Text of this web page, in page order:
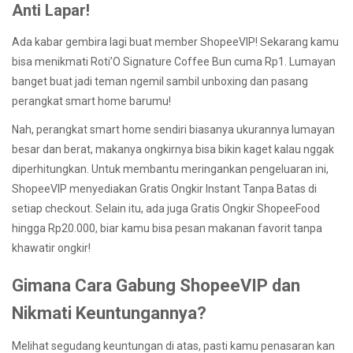
Anti Lapar!
Ada kabar gembira lagi buat member ShopeeVIP! Sekarang kamu
bisa menikmati Roti’O Signature Coffee Bun cuma Rp1. Lumayan
banget buat jadi teman ngemil sambil unboxing dan pasang
perangkat smart home barumu!
Nah, perangkat smart home sendiri biasanya ukurannya lumayan
besar dan berat, makanya ongkirnya bisa bikin kaget kalau nggak
diperhitungkan. Untuk membantu meringankan pengeluaran ini,
ShopeeVIP menyediakan Gratis Ongkir Instant Tanpa Batas di
setiap checkout. Selain itu, ada juga Gratis Ongkir ShopeeFood
hingga Rp20.000, biar kamu bisa pesan makanan favorit tanpa
khawatir ongkir!
Gimana Cara Gabung ShopeeVIP dan
Nikmati Keuntungannya?
Melihat segudang keuntungan di atas, pasti kamu penasaran kan